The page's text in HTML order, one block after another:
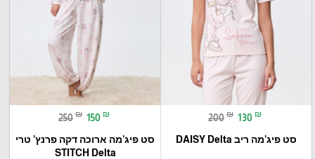
200 ₪ 130 ₪
סט פיג’מה ריב DAISY Delta
250 ₪ 150 ₪
סט פיג’מה ארוכה דקה פרנץ’ טרי
STITCH Delta